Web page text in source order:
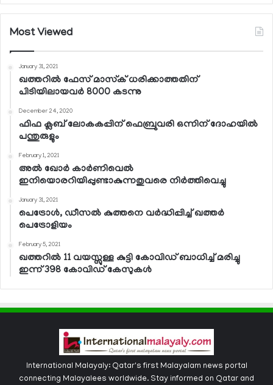
Most Viewed
January 31, 2021
ഖത്തറില്‍ ഫേസ് മാസ്‌ക് ധരിക്കാത്തതിന്
പിടിയിലായവര്‍ 8000 കടന്നു
December 24, 2020
ഫിഫ ക്ലബ് ലോകകപ്പിന് ഫെബ്രുവരി ഒന്നിന് ദോഹയില്‍
പന്തുരുളും
February 1, 2021
അല്‍ ഖോര്‍ കാര്‍ണിവെല്‍
ഇനിയൊരറിയിപ്പുണ്ടാകുന്നതുവരെ നിര്‍ത്തിവെച്ചു
January 31, 2021
പെട്രോള്‍, ഡീസല്‍ കുത്തനെ വര്‍ദ്ധിപ്പിച്ച് ഖത്തര്‍
പെട്രോളിയം
February 5, 2021
ഖത്തറില്‍ 11 വയസ്സുള്ള കുട്ടി കോവിഡ് ബാധിച്ച് മരിച്ചു
ഇന്ന് 398 കോവിഡ് കേസുകള്‍
International Malayaly: Qatar's first Malayalam news portal
connecting Malayalees worldwide. Stay informed on Qatar and